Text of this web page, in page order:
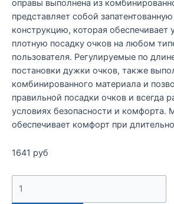
оправы выполнена из
представляет собой
конструкцию, которая обеспечивает
плотную посадку очков на любом
пользователя. Регулируемые по
постановки дужки очков, также
комбинированного материала и
правильной посадки очков и всегда
условиях безопасности и комфорта.
обеспечивает комфорт при
1641 руб